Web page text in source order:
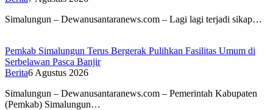
Simalungun – Dewanusantaranews.com – Lagi lagi terjadi sikap…
Pemkab Simalungun Terus Bergerak Pulihkan Fasilitas Umum di
Serbelawan Pasca Banjir
Berita6 Agustus 2026
Simalungun – Dewanusantaranews.com – Pemerintah Kabupaten
(Pemkab) Simalungun…